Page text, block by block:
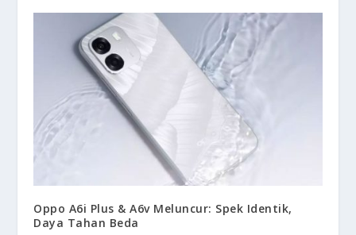
Oppo A6i Plus & A6v Meluncur: Spek Identik,
Daya Tahan Beda